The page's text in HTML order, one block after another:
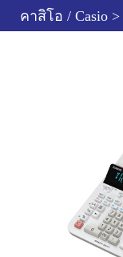
คาสิโอ / Casio >